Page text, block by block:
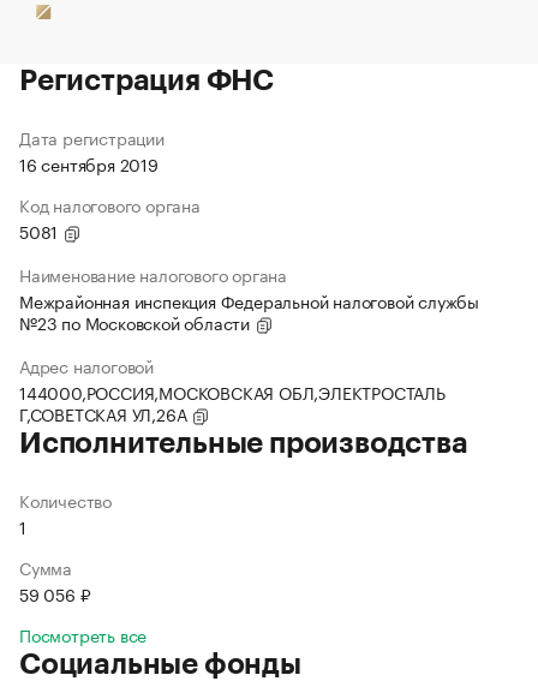
Регистрация ФНС
Дата регистрации
16 сентября 2019
Код налогового органа
5081
Наименование налогового органа
Межрайонная инспекция Федеральной налоговой службы
№23 по Московской области
Адрес налоговой
144000,РОССИЯ,МОСКОВСКАЯ ОБЛ,ЭЛЕКТРОСТАЛЬ
Г,СОВЕТСКАЯ УЛ,26А
Исполнительные производства
Количество
1
Сумма
59 056 ₽
Посмотреть все
Социальные фонды